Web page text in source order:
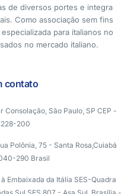
de diversos portes e integra
Como associação sem fins
para italianos no
no mercado italiano.
contato
Consolação, São Paulo, SP CEP -
200
Polônia, 75 - Santa Rosa,Cuiabá
290 Brasil
Embaixada da Itália SES-Quadra